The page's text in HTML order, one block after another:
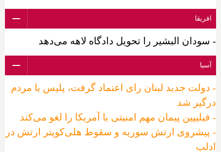
افریقا
- سودان البشیر را تحویل دادگاه لاهه می‌دهد
آسیا
- دولت جدید لبنان رای اعتماد گرفت، پلیس با مردم
درگیر شد
- فیلیپین پیمان مهم امنیتی با آمریکا را لغو می‌کند
- پیشروی ارتش سوریه و سقوط هلی‌کوپتر ارتش در
ادلب